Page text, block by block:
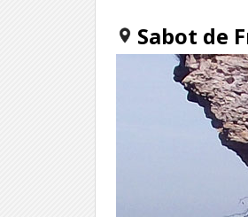
Sabot de